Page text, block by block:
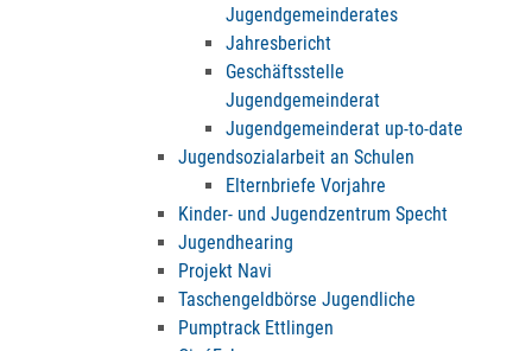
Jugendgemeinderates
Jahresbericht
Geschäftsstelle
Jugendgemeinderat
Jugendgemeinderat up-to-date
Jugendsozialarbeit an Schulen
Elternbriefe Vorjahre
Kinder- und Jugendzentrum Specht
Jugendhearing
Projekt Navi
Taschengeldbörse Jugendliche
Pumptrack Ettlingen